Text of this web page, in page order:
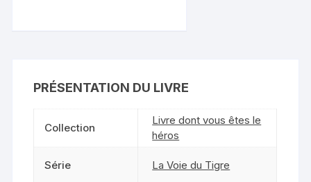
PRÉSENTATION DU LIVRE
Collection
Livre dont vous êtes le
héros
Série La Voie du Tigre